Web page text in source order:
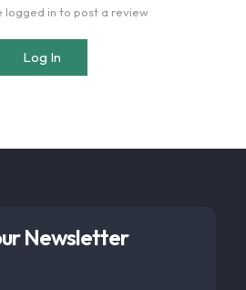
logged in to post a review
Log In
Newsletter